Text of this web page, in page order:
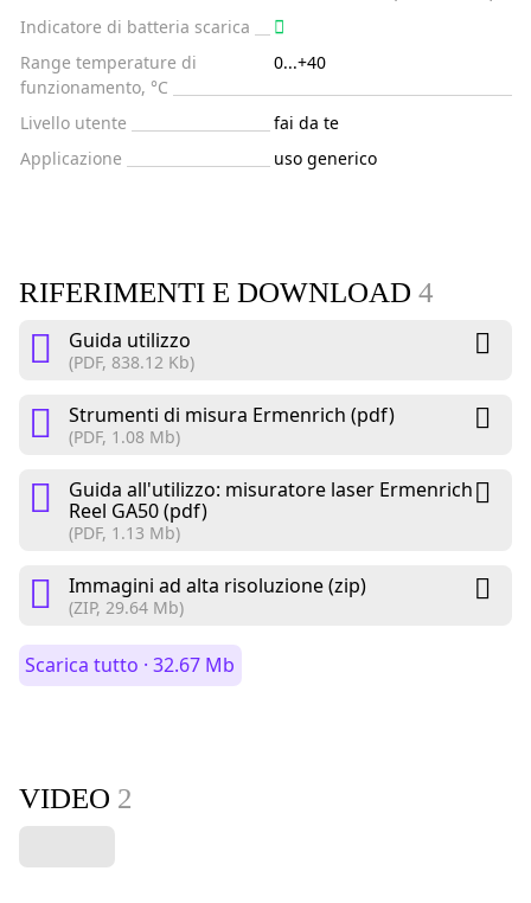
Indicatore di batteria scarica
Range temperature di
funzionamento, °C
0...+40
Livello utente
fai da te
Applicazione
uso generico
RIFERIMENTI E DOWNLOAD 4
Guida utilizzo
(PDF, 838.12 Kb)
Strumenti di misura Ermenrich (pdf)
(PDF, 1.08 Mb)
Guida all'utilizzo: misuratore laser Ermenrich
Reel GA50 (pdf)
(PDF, 1.13 Mb)
Immagini ad alta risoluzione (zip)
(ZIP, 29.64 Mb)
Scarica tutto · 32.67 Mb
VIDEO 2